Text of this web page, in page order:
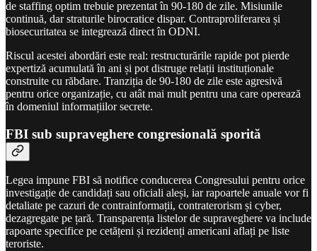
de staffing optim trebuie prezentat în 90-180 de zile. Misiunile
continuă, dar straturile birocratice dispar. Contraproliferarea și
biosecuritatea se integrează direct în ODNI.
Riscul acestei abordări este real: restructurările rapide pot pierde
expertiză acumulată în ani și pot distruge relații instituționale
construite cu răbdare. Tranziția de 90-180 de zile este agresivă
pentru orice organizație, cu atât mai mult pentru una care operează
în domeniul informațiilor secrete.
FBI sub supraveghere congresională sporită
Legea impune FBI să notifice conducerea Congresului pentru orice
investigație de candidați sau oficiali aleși, iar rapoartele anuale vor fi
detaliate pe cazuri de contrainformații, contraterorism și cyber,
dezagregate pe țară. Transparența listelor de supraveghere va include
rapoarte specifice pe cetățeni și rezidenți americani aflați pe liste
teroriste.